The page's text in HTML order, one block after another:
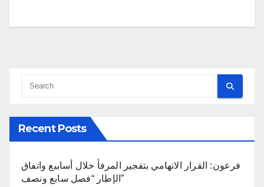
Recent Posts
فرعون: القرار الاتهامي بتفجير المرفأ خلال أسابيع واتفاق
الإطار “فصل سابع ونصف”